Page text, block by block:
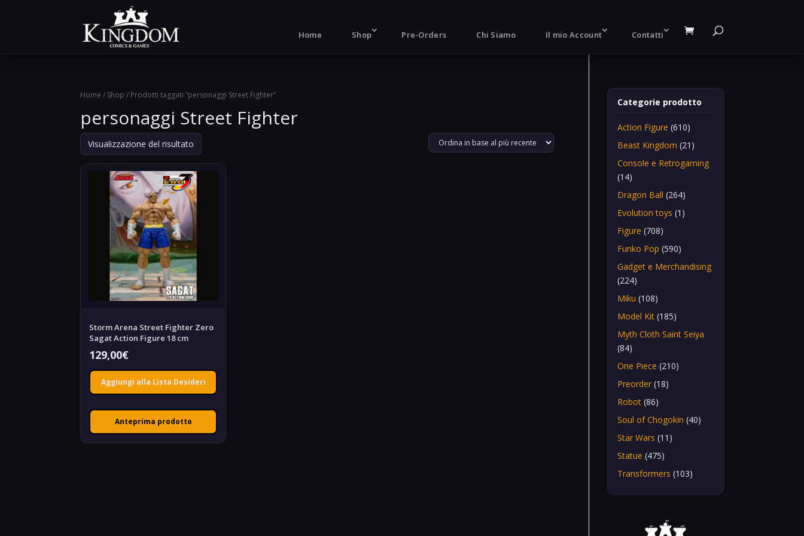
Home Shop Pre-Orders Chi Siamo Il mio Account Contatti
Home / Shop / Prodotti taggati “personaggi Street Fighter”
personaggi Street Fighter
Visualizzazione del risultato
Storm Arena Street Fighter Zero
Sagat Action Figure 18 cm
129,00€
Aggiungi alla Lista Desideri
Anteprima prodotto
Categorie prodotto
Action Figure (610)
Beast Kingdom (21)
Console e Retrogaming
(14)
Dragon Ball (264)
Evolution toys (1)
Figure (708)
Funko Pop (590)
Gadget e Merchandising
(224)
Miku (108)
Model Kit (185)
Myth Cloth Saint Seiya
(84)
One Piece (210)
Preorder (18)
Robot (86)
Soul of Chogokin (40)
Star Wars (11)
Statue (475)
Transformers (103)